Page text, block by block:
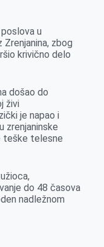
l u
Zrenjanina, zbog
krivično delo
došao do
živi
je napao i
zrenjaninske
teške telesne
do 48 časova
nadležnom